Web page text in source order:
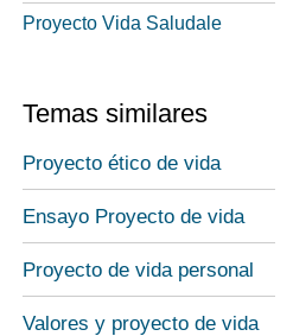
Proyecto Vida Saludale
Temas similares
Proyecto ético de vida
Ensayo Proyecto de vida
Proyecto de vida personal
Valores y proyecto de vida